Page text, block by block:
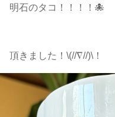
明石のタコ！！！！🐙
頂きました！\(//∇//)\！